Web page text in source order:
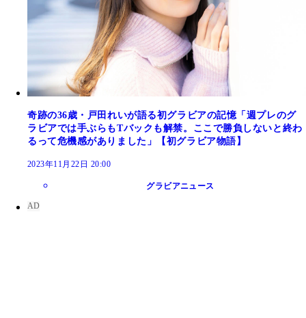
奇跡の36歳・戸田れいが語る初グラビアの記憶「週プレのグ
ラビアでは手ぶらもTバックも解禁。ここで勝負しないと終わ
るって危機感がありました」【初グラビア物語】
2023年11月22日 20:00
グラビアニュース